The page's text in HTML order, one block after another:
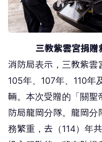
三教紫雲宮捐贈
消防局表示，三教紫雲
105年、107年、110年
輛。本次受贈的「關聖
防局龍岡分隊。龍岡
務繁重，去（114）年